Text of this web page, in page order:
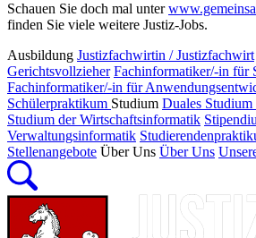
Schauen Sie doch mal unter
finden Sie viele weitere Justiz-Jobs.
Ausbildung Justizfachwirtin / Justizfachwirt
Gerichtsvollzieher Fachinformatiker/-in für
Fachinformatiker/-in für
Schülerpraktikum Studium Duales Studium
Studium der Wirtschaftsinformatik
Verwaltungsinformatik
Stellenangebote Über Uns Über Uns